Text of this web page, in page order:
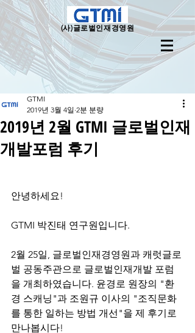
(사)글로벌인재경영원
2019년 2월 GTMI 글로벌인재
개발포럼 후기
GTMI
2019년 3월 4일 2분 분량
안녕하세요!
GTMI 박진태 연구원입니다.
2월 25일, 글로벌인재경영원과 캐럿글로
벌 공동주관으로 글로벌인재개발 포럼
을 개최하였습니다. 윤경로 원장의 "환
경 스캐닝"과 조원규 이사의 "조직문화
를 통한 일하는 방법 개선"을 제 후기로
만나봅시다!